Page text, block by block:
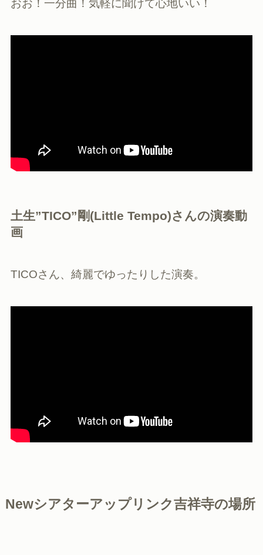
おお！一分曲！気軽に聞けて心地いい！
土生”TICO”剛(Little Tempo)さんの演奏動
画
TICOさん、綺麗でゆったりした演奏。
Newシアターアップリンク吉祥寺の場所